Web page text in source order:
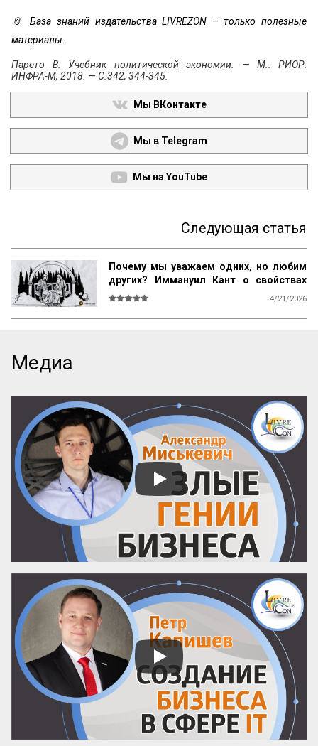
📎 База знаний издательства LIVREZON – только полезные
материалы.
Парето В. Учебник политической экономии. — М.: РИОР:
ИНФРА-М, 2018. — С.342, 344-345.
Мы ВКонтакте
Мы в Telegram
Мы на YouTube
Следующая статья
Почему мы уважаем одних, но любим
других? Иммануил Кант о свойствах
возвышенного и прекрасного
4/21/2026
добродетель бургомистра. Правдивость
и честность просты и благородны, шутка
и угодливая лесть тонки и красивы.
Учтивость украшение добродетели.
Бескорыстное служебное рвение
благородно, утонченность и вежливость
прекрасны. Возвышенные свойства
внушают уважение, прекрасные любовь.
Люди, чувство которых обращено
преимущественно на прекрасное, ищут
себе честных, вер...
Медиа